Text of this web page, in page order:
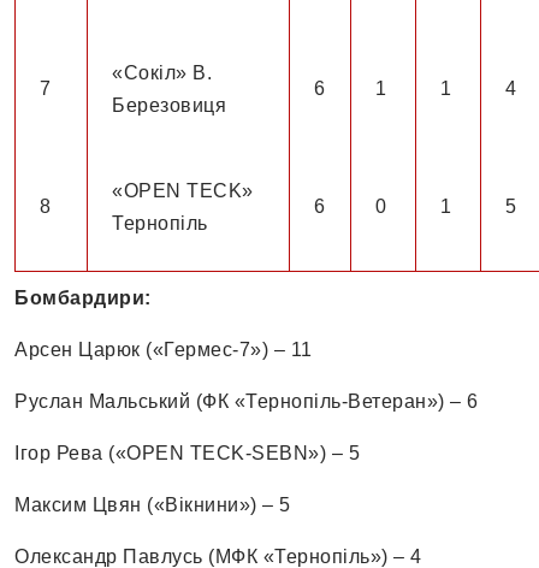
7
«Сокіл» В.
Березовиця
6 1 1 4
8
«OPEN TECK»
Тернопіль
6 0 1 5
Бомбардири:
Арсен Царюк («Гермес-7») – 11
Руслан Мальський (ФК «Тернопіль-Ветеран») – 6
Ігор Рева («OPEN TECK-SEBN») – 5
Максим Цвян («Вікнини») – 5
Олександр Павлусь (МФК «Тернопіль») – 4